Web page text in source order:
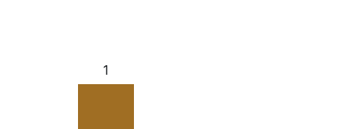
1